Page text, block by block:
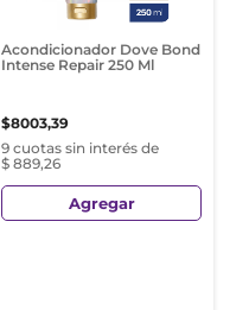
Acondicionador Dove Bond
Intense Repair 250 Ml
$8003,39
9 cuotas sin interés de
$ 889,26
Agregar